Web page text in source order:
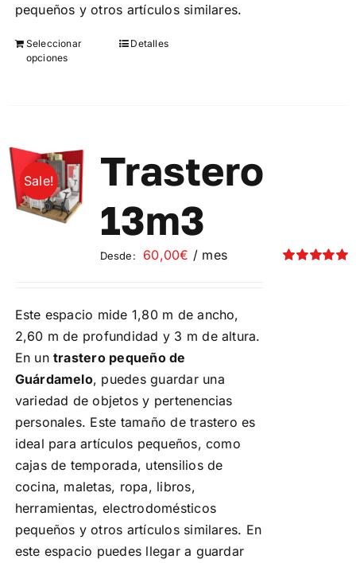
pequeños y otros artículos similares.
Seleccionar
opciones
Este
opciones
pueden
elegir
en
de
producto
Detalles
Sale!
Trastero
13m3
Desde: 60,00€ / mes
Este espacio mide 1,80 m de ancho,
2,60 m de profundidad y 3 m de altura.
En un trastero pequeño de
Guárdamelo, puedes guardar una
variedad de objetos y pertenencias
personales. Este tamaño de trastero es
ideal para artículos pequeños, como
cajas de temporada, utensilios de
cocina, maletas, ropa, libros,
herramientas, electrodomésticos
pequeños y otros artículos similares. En
este espacio puedes llegar a guardar